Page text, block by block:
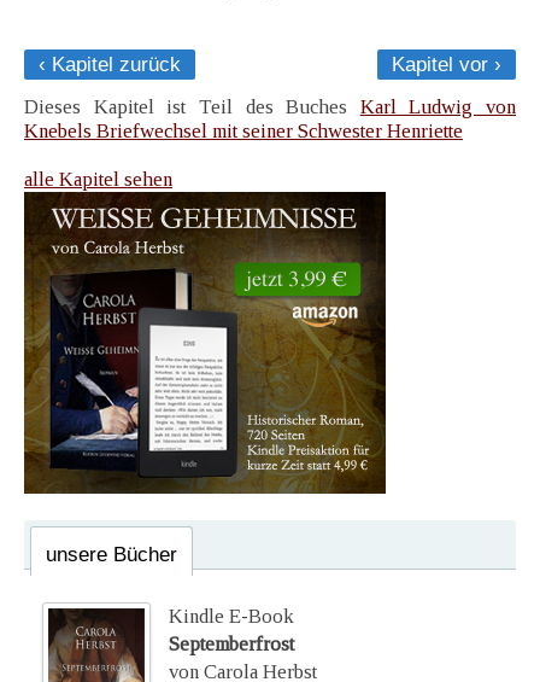
‹ Kapitel zurück
Kapitel vor ›
Dieses Kapitel ist Teil des Buches Karl Ludwig von
Knebels Briefwechsel mit seiner Schwester Henriette
alle Kapitel sehen
unsere Bücher
Kindle E-Book
Septemberfrost
von Carola Herbst